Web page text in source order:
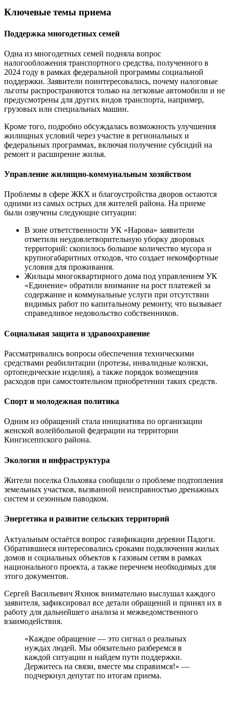
Ключевые темы приема
Поддержка многодетных семей
Одна из многодетных семей подняла вопрос
налогообложения транспортного средства, полученного в
2024 году в рамках федеральной программы социальной
поддержки. Заявители поинтересовались, почему налоговые
льготы распространяются только на легковые автомобили и не
предусмотрены для других видов транспорта, например,
грузовых или специальных машин.
Кроме того, подробно обсуждалась возможность улучшения
жилищных условий через участие в региональных и
федеральных программах, включая получение субсидий на
ремонт и расширение жилья.
Управление жилищно-коммунальным хозяйством
Проблемы в сфере ЖКХ и благоустройства дворов остаются
одними из самых острых для жителей района. На приеме
были озвучены следующие ситуации:
В зоне ответственности УК «Нарова» заявители
отметили неудовлетворительную уборку дворовых
территорий: скопилось большое количество мусора и
крупногабаритных отходов, что создает некомфортные
условия для проживания.
Жильцы многоквартирного дома под управлением УК
«Единение» обратили внимание на рост платежей за
содержание и коммунальные услуги при отсутствии
видимых работ по капитальному ремонту, что вызывает
справедливое недовольство собственников.
Социальная защита и здравоохранение
Рассматривались вопросы обеспечения техническими
средствами реабилитации (протезы, инвалидные коляски,
ортопедические изделия), а также порядок возмещения
расходов при самостоятельном приобретении таких средств.
Спорт и молодежная политика
Одним из обращений стала инициатива по организации
женской волейбольной федерации на территории
Кингисеппского района.
Экология и инфраструктура
Жители поселка Ольховка сообщили о проблеме подтопления
земельных участков, вызванной неисправностью дренажных
систем и сезонным паводком.
Энергетика и развитие сельских территорий
Актуальным остаётся вопрос газификации деревни Падоги.
Обратившиеся интересовались сроками подключения жилых
домов и социальных объектов к газовым сетям в рамках
национального проекта, а также перечнем необходимых для
этого документов.
Сергей Васильевич Яхнюк внимательно выслушал каждого
заявителя, зафиксировал все детали обращений и принял их в
работу для дальнейшего анализа и межведомственного
взаимодействия.
«Каждое обращение — это сигнал о реальных
нуждах людей. Мы обязательно разберемся в
каждой ситуации и найдем пути поддержки.
Держитесь на связи, вместе мы справимся!» —
подчеркнул депутат по итогам приема.